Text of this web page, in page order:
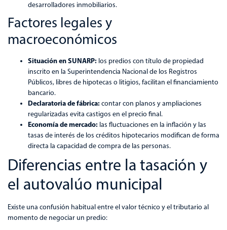
desarrolladores inmobiliarios.
Factores legales y
macroeconómicos
Situación en SUNARP: los predios con título de propiedad
inscrito en la Superintendencia Nacional de los Registros
Públicos, libres de hipotecas o litigios, facilitan el financiamiento
bancario.
Declaratoria de fábrica:contar con planos y ampliaciones
regularizadas evita castigos en el precio final.
Economía de mercado: las fluctuaciones en la inflación y las
tasas de interés de los créditos hipotecarios modifican de forma
directa la capacidad de compra de las personas.
Diferencias entre la tasación y
el autovalúo municipal
Existe una confusión habitual entre el valor técnico y el tributario al
momento de negociar un predio: